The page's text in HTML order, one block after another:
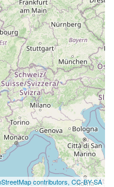
contributors, CC-BY-SA